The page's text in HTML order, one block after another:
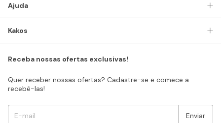
Ajuda
Kakos
Receba nossas ofertas exclusivas!
Quer receber nossas ofertas? Cadastre-se e comece a
recebê-las!